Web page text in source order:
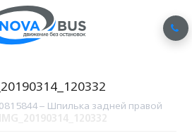
– Шпилька задней правой